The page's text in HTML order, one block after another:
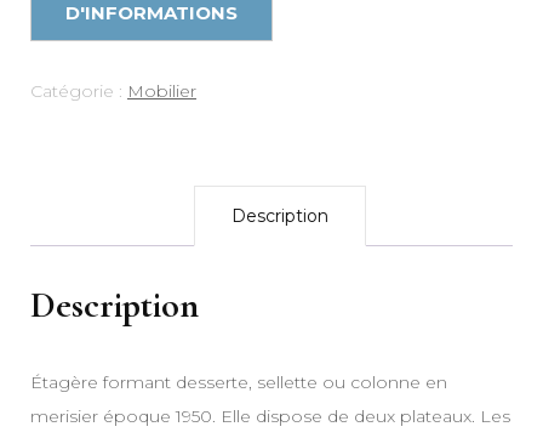
Catégorie : Mobilier
Description
Description
Étagère formant desserte, sellette ou colonne en
merisier époque 1950. Elle dispose de deux plateaux. Les